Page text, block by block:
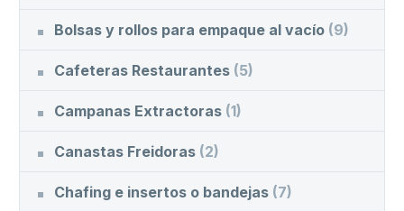
Bolsas y rollos para empaque al vacío (9)
Cafeteras Restaurantes (5)
Campanas Extractoras (1)
Canastas Freidoras (2)
Chafing e insertos o bandejas (7)